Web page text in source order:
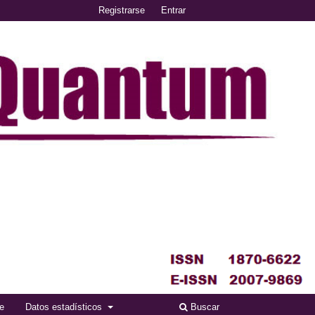
Datos estadísticos Buscar
Registrarse Entrar